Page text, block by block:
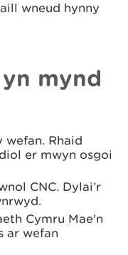
wneud hynny
mynd
wefan. Rhaid
er mwyn osgoi
CNC. Dylai’r
Cymru Mae'n
ar wefan